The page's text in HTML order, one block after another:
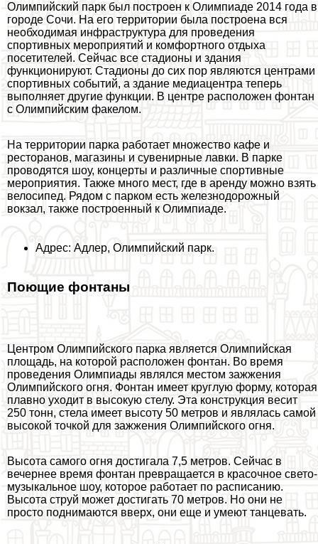
Олимпийский парк был построен к Олимпиаде 2014 года в
городе Сочи. На его территории была построена вся
необходимая инфраструктура для проведения
спортивных мероприятий и комфортного отдыха
посетителей. Сейчас все стадионы и здания
функционируют. Стадионы до сих пор являются центрами
спортивных событий, а здание медиацентра теперь
выполняет другие функции. В центре расположен фонтан
с Олимпийским факелом.
На территории парка работает множество кафе и
ресторанов, магазины и сувенирные лавки. В парке
проводятся шоу, концерты и различные спортивные
мероприятия. Также много мест, где в аренду можно взять
велосипед. Рядом с парком есть железнодорожный
вокзал, также построенный к Олимпиаде.
Адрес: Адлер, Олимпийский парк.
Поющие фонтаны
Центром Олимпийского парка является Олимпийская
площадь, на которой расположен фонтан. Во время
проведения Олимпиады являлся местом зажжения
Олимпийского огня. Фонтан имеет круглую форму, которая
плавно уходит в высокую стелу. Эта конструкция весит
250 тонн, стела имеет высоту 50 метров и являлась самой
высокой точкой для зажжения Олимпийского огня.
Высота самого огня достигала 7,5 метров. Сейчас в
вечернее время фонтан превращается в красочное свето-
музыкальное шоу, которое работает по расписанию.
Высота струй может достигать 70 метров. Но они не
просто поднимаются вверх, они еще и умеют танцевать.